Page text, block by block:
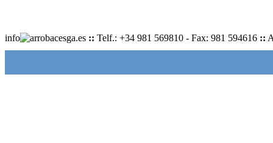
info cesga.es :: Telf.: +34 981 569810 - Fax: 981 594616 ::